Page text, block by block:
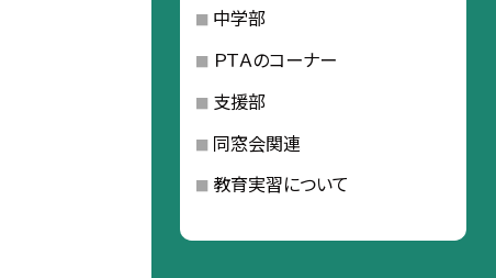
中学部
ＰＴＡのコーナー
支援部
同窓会関連
教育実習について